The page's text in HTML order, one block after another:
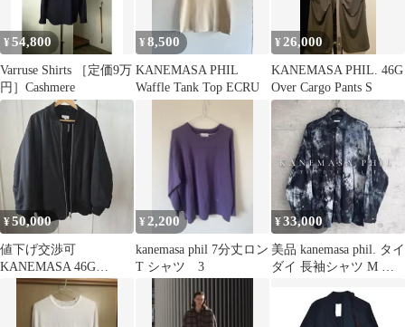
¥54,800
Varruse Shirts ［定価9万
円］Cashmere
¥8,500
KANEMASA PHIL
Waffle Tank Top ECRU
¥26,000
KANEMASA PHIL. 46G
Over Cargo Pants S
¥50,000
値下げ交渉可
KANEMASA 46G
Bomber Blouson カネ
¥ 2,200
kanemasa phil 7分丈ロン
T シャツ 3
¥33,000
美品 kanemasa phil. タイ
ダイ 長袖シャツ M 綿